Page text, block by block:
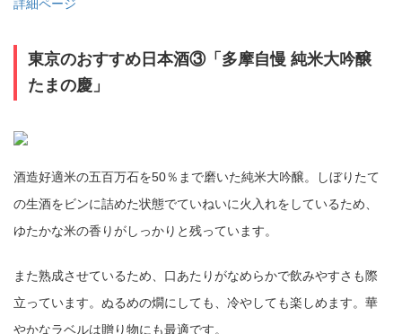
詳細ページ
東京のおすすめ日本酒③「多摩自慢 純米大吟醸
たまの慶」
酒造好適米の五百万石を50％まで磨いた純米大吟醸。しぼりたて
の生酒をビンに詰めた状態でていねいに火入れをしているため、
ゆたかな米の香りがしっかりと残っています。
また熟成させているため、口あたりがなめらかで飲みやすさも際
立っています。ぬるめの燗にしても、冷やしても楽しめます。華
やかなラベルは贈り物にも最適です。